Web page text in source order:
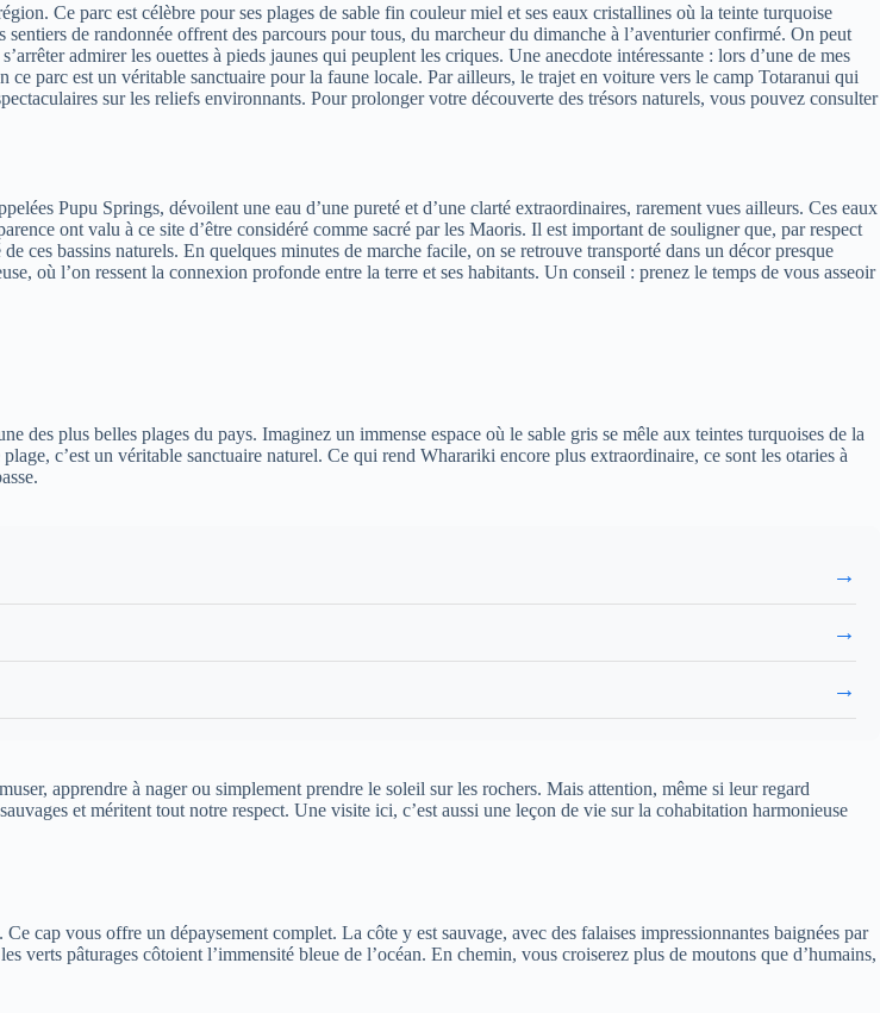
Ce parc est célèbre pour ses plages de sable fin couleur miel et ses eaux cristallines où la teinte turquoise
de randonnée offrent des parcours pour tous, du marcheur du dimanche à l’aventurier confirmé. On peut
admirer les ouettes à pieds jaunes qui peuplent les criques. Une anecdote intéressante : lors d’une de mes
ce parc est un véritable sanctuaire pour la faune locale. Par ailleurs, le trajet en voiture vers le camp Totaranui qui
sur les reliefs environnants. Pour prolonger votre découverte des trésors naturels, vous pouvez consulter
Pupu Springs, dévoilent une eau d’une pureté et d’une clarté extraordinaires, rarement vues ailleurs. Ces eaux
ont valu à ce site d’être considéré comme sacré par les Maoris. Il est important de souligner que, par respect
ces bassins naturels. En quelques minutes de marche facile, on se retrouve transporté dans un décor presque
où l’on ressent la connexion profonde entre la terre et ses habitants. Un conseil : prenez le temps de vous asseoir
des plus belles plages du pays. Imaginez un immense espace où le sable gris se mêle aux teintes turquoises de la
c’est un véritable sanctuaire naturel. Ce qui rend Wharariki encore plus extraordinaire, ce sont les otaries à
→
→
→
apprendre à nager ou simplement prendre le soleil sur les rochers. Mais attention, même si leur regard
et méritent tout notre respect. Une visite ici, c’est aussi une leçon de vie sur la cohabitation harmonieuse
cap vous offre un dépaysement complet. La côte y est sauvage, avec des falaises impressionnantes baignées par
verts pâturages côtoient l’immensité bleue de l’océan. En chemin, vous croiserez plus de moutons que d’humains,